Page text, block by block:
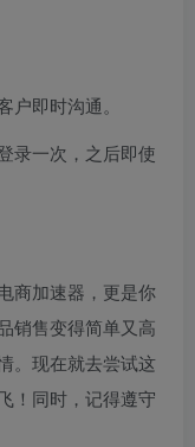
户即时沟通。
录一次，之后即使
商加速器，更是你
销售变得简单又高
。现在就去尝试这
！同时，记得遵守